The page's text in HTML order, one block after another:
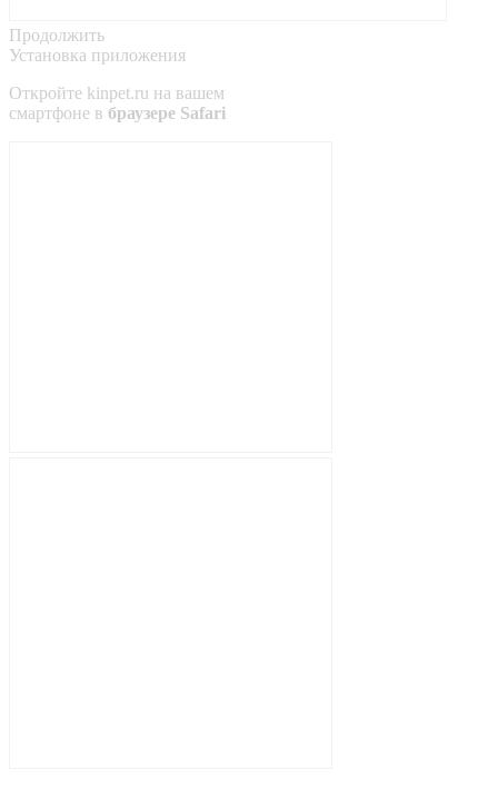
Продолжить
Установка приложения
Откройте kinpet.ru на вашем
смартфоне в браузере Safari